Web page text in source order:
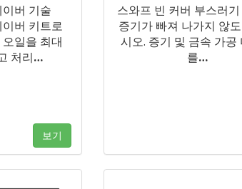
버 기술
버 키트로
일을 최대
처리…
보기
스와프 빈 커버 부스러
증기가 빠져 나가지 않
시오. 증기 및 금속 가공
를…